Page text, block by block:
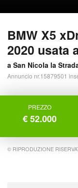
BMW X5
2020 usata
a San Nicola la
Annuncio nr.15879501
PREZZO
€ 52.000
© RIPRODUZIONE